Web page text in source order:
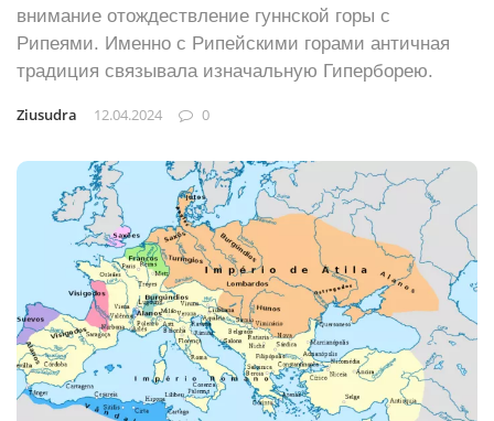
внимание отождествление гуннской горы с
Рипеями. Именно с Рипейскими горами античная
традиция связывала изначальную Гиперборею.
Ziusudra 12.04.2024 0